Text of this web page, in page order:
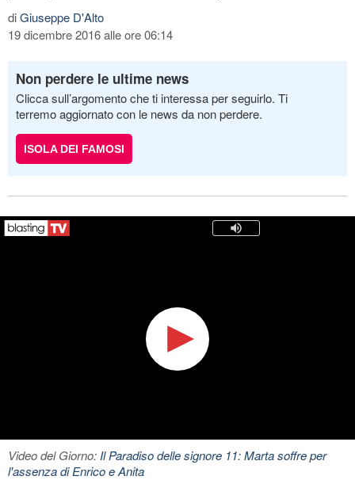
diGiuseppe D'Alto
19 dicembre 2016 alle ore 06:14
Non perdere le ultime news
Clicca sull’argomento che ti interessa per seguirlo. Ti
terremo aggiornato con le news da non perdere.
ISOLA DEI FAMOSI
Video del Giorno:Il Paradiso delle signore 11: Marta soffre per
l'assenza di Enrico e Anita